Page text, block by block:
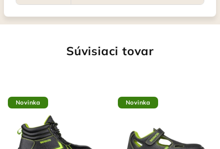
Súvisiaci tovar
Novinka Novinka